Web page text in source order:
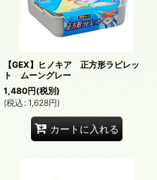
【GEX】ヒノキア 正方形ラビレッ
ト ムーングレー
1,480円(税別)
(税込 : 1,628円)
カートに入れる